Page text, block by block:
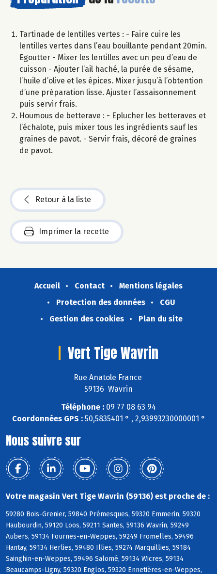
Tartinade de lentilles vertes : - Faire cuire les
lentilles vertes dans l’eau bouillante pendant 20min.
Egoutter - Mixer les lentilles avec un peu d’eau de
cuisson - Ajouter l’ail haché, la purée de sésame,
l’huile d’olive et les épices. Mixer jusqu’à l’obtention
d’une préparation lisse. Ajuster l’assaisonnement
puis servir frais.
Houmous de betterave : - Eplucher les betteraves et
l’échalote, puis mixer tous les ingrédients sauf les
graines de pavot. - Servir frais, décoré de graines
de pavot.
Retour à la liste
Imprimer la recette
Accueil Contact
Mentions légales
Protection des données
CGU
Gestion des cookies
Plan du site
Vert Tige Wavrin
Rue Anatole France
59136 Wavrin
Téléphone : 09 77 08 63 94
Coordonnées GPS :50,5835401 ° , 2,93993230000001 °
Nous suivre sur
Votre magasin Vert Tige Wavrin (59136) est proche de :
59280 Bois-Grenier, 59840 Prémesques, 59320 Emmerin, 59320
Haubourdin, 59120 Loos, 59211 Santes, 59136 Wavrin, 59249
Aubers, 59134 Fournes-en-Weppes, 59249 Fromelles, 59496
Hantay, 59134 Herlies, 59480 Illies, 59274 Marquillies, 59184
Sainghin-en-Weppes, 59496 Salomé, 59134 Wicres, 59134
Beaucamps-Ligny, 59320 Englos, 59320 Ennetières-en-Weppes,